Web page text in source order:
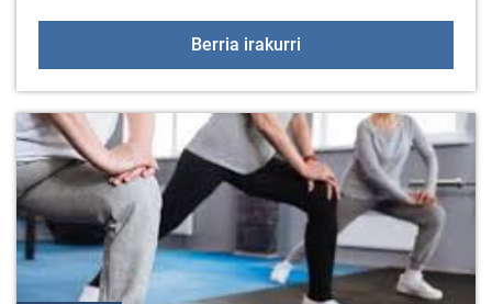
Berria irakurri